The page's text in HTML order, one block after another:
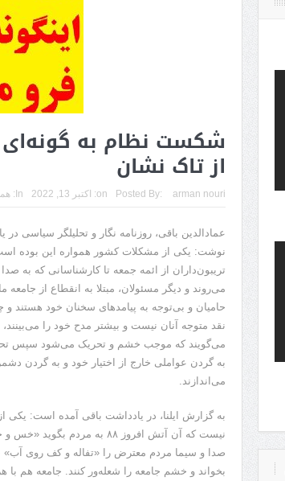
شکست نظام به گونه‌ای
از تاک‌ نشان
Posted By: arman nouri
on: اکتبر 13, 2022 In:
عمادالدین باقی، روزنامه نگار و تحلیلگر سیاسی در
نوشت: یکی از مشکلات کشور همواره این بوده
تریبون‌داران از ائمه جمعه تا کارشناسانی که به
می‌روند و دیگر مسئولان، مبتلا به انقطاع از جامعه
حامیان و بی‌توجه به پیامدهای سخنان خود هستند
نقد متوجه آنان نیست و بیشتر مدح خود را
می‌گویند که موجب خشم و تحریک می‌شود سپس
به گردن عواملی خارج از اختیار خود و به گردن
می‌اندازند.
به گزارش ایلنا، در یادداشت باقی آمده است: یکی
نیست که آن آتش افروز ۸۸
صدا و سیما مردم معترض را «تفاله و‌ کف روی آب»
بخواند و خشم جامعه را شعله‌ور کنند. جامعه هم با